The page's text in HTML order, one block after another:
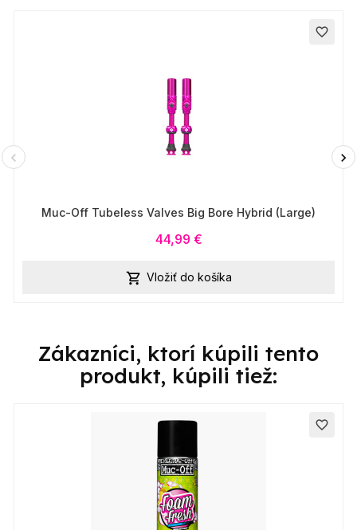
favorite_border
Muc-Off Tubeless Valves Big Bore Hybrid (Large)
44,99 €
 Vložiť do košíka
Zákazníci, ktorí kúpili tento
produkt, kúpili tiež:
favorite_border